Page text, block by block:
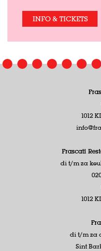
INFO & TICKETS
1012
Frascati
di t/m za
1012
di t/m za
Sint